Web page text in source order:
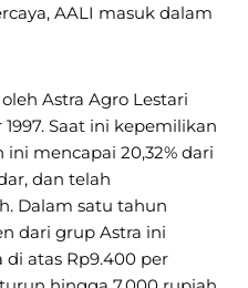
AALI masuk dalam
Astra Agro Lestari
Saat ini kepemilikan
mencapai 20,32% dari
dan telah
Dalam satu tahun
dari grup Astra ini
atas Rp9.400 per